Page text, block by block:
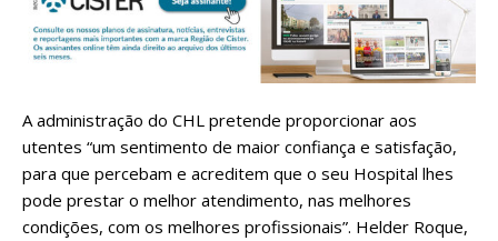
A administração do CHL pretende proporcionar aos
utentes “um sentimento de maior confiança e satisfação,
para que percebam e acreditem que o seu Hospital lhes
pode prestar o melhor atendimento, nas melhores
condições, com os melhores profissionais”. Helder Roque,